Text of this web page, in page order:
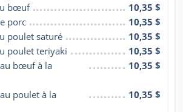
bœuf
10,35 $
porc
10,35 $
poulet saturé
10,35 $
poulet teriyaki
10,35 $
bœuf à la
10,35 $
poulet à la
10,35 $